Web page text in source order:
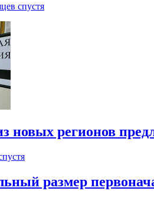
спустя
новых регионов
размер